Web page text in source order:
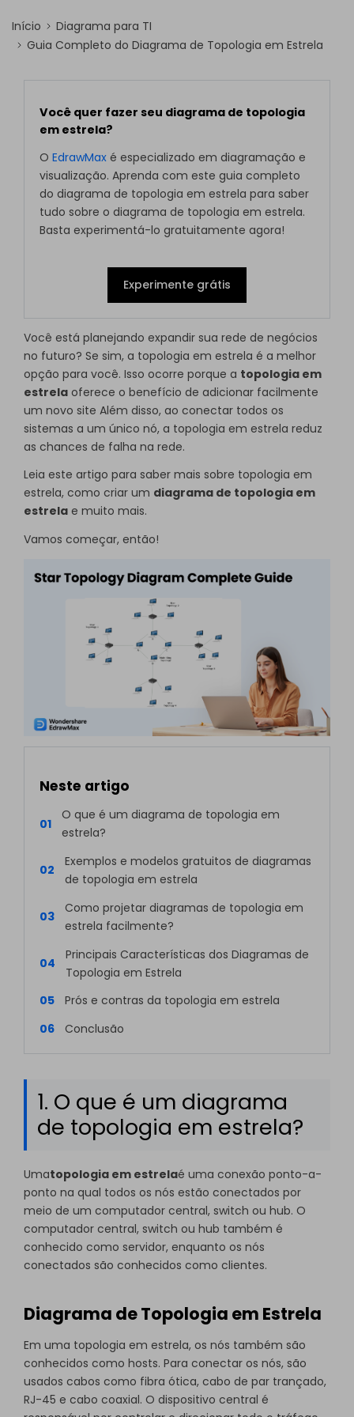
Início
Diagrama para TI
Guia Completo do Diagrama de Topologia em Estrela
Você quer fazer seu diagrama de topologia
em estrela?
OEdrawMax é especializado em diagramação e
visualização. Aprenda com este guia completo
do diagrama de topologia em estrela para saber
tudo sobre o diagrama de topologia em estrela.
Basta experimentá-lo gratuitamente agora!
Experimente grátis
Você está planejando expandir sua rede de negócios
no futuro? Se sim, a topologia em estrela é a melhor
opção para você. Isso ocorre porque a topologia em
estrela oferece o benefício de adicionar facilmente
um novo site Além disso, ao conectar todos os
sistemas a um único nó, a topologia em estrela reduz
as chances de falha na rede.
Leia este artigo para saber mais sobre topologia em
estrela, como criar um diagrama de topologia em
estrela e muito mais.
Vamos começar, então!
Neste artigo
01
O que é um diagrama de topologia em
estrela?
02
Exemplos e modelos gratuitos de diagramas
de topologia em estrela
03
Como projetar diagramas de topologia em
estrela facilmente?
04
Principais Características dos Diagramas de
Topologia em Estrela
05
Prós e contras da topologia em estrela
06
Conclusão
1. O que é um diagrama
de topologia em estrela?
Umatopologia em estrelaé uma conexão ponto-a-
ponto na qual todos os nós estão conectados por
meio de um computador central, switch ou hub. O
computador central, switch ou hub também é
conhecido como servidor, enquanto os nós
conectados são conhecidos como clientes.
Diagrama de Topologia em Estrela
Em uma topologia em estrela, os nós também são
conhecidos como hosts. Para conectar os nós, são
usados ​​cabos como fibra ótica, cabo de par trançado,
RJ-45 e cabo coaxial. O dispositivo central é